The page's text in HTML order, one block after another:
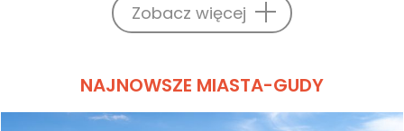
Zobacz więcej
NAJNOWSZE MIASTA-GUDY